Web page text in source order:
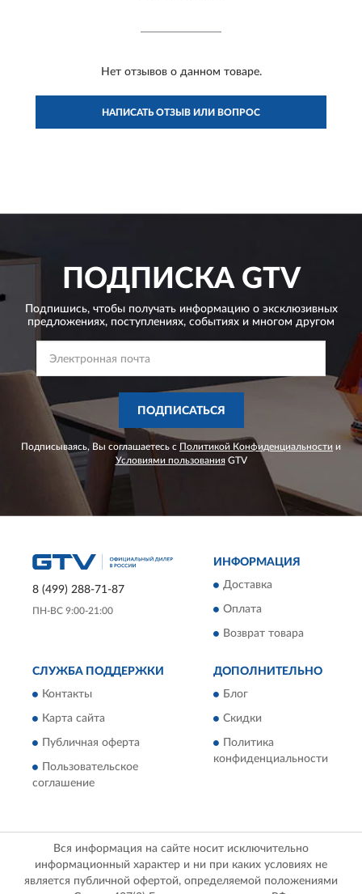
Нет отзывов о данном товаре.
НАПИСАТЬ ОТЗЫВ ИЛИ ВОПРОС
ПОДПИСКАGTV
Подпишись, чтобы получать информацию о эксклюзивных
предложениях, поступлениях, событиях и многом другом
ПОДПИСАТЬСЯ
Подписываясь, Вы соглашаетесь с Политикой Конфиденциальности и
Условиями пользованияGTV
8 (499) 288-71-87
ПН-ВС 9:00-21:00
ИНФОРМАЦИЯ
Доставка
Оплата
Возврат товара
СЛУЖБА ПОДДЕРЖКИ
Контакты
Карта сайта
Публичная оферта
Пользовательское
соглашение
ДОПОЛНИТЕЛЬНО
Блог
Скидки
Политика
конфиденциальности
Вся информация на сайте носит исключительно
информационный характер и ни при каких условиях не
является публичной офертой, определяемой положениями